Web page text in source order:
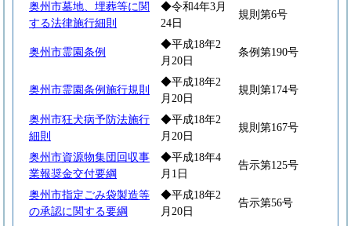
奥州市墓地、埋葬等に関
する法律施行細則
◆令和4年3月
24日
規則第6号
奥州市霊園条例
◆平成18年2
月20日
条例第190号
奥州市霊園条例施行規則
◆平成18年2
月20日
規則第174号
奥州市狂犬病予防法施行
細則
◆平成18年2
月20日
規則第167号
奥州市資源物集団回収事
業報奨金交付要綱
◆平成18年4
月1日
告示第125号
奥州市指定ごみ袋製造等
の承認に関する要綱
◆平成18年2
月20日
告示第56号